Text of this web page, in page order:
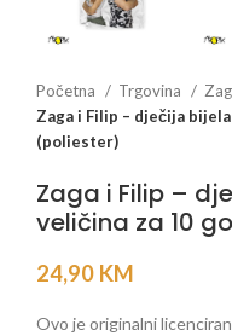
Početna Trgovina
Zaga i Filip – dječija
(poliester)
Zaga i Filip –
veličina za 10
24,90 KM
Ovo je originalni